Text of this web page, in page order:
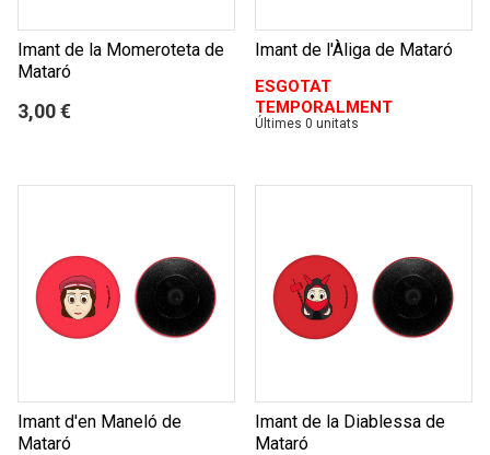
Imant de la Momeroteta de
Mataró
3,00 €
Imant de l'Àliga de Mataró
ESGOTAT
TEMPORALMENT
Últimes 0 unitats
Imant d'en Maneló de
Mataró
Imant de la Diablessa de
Mataró